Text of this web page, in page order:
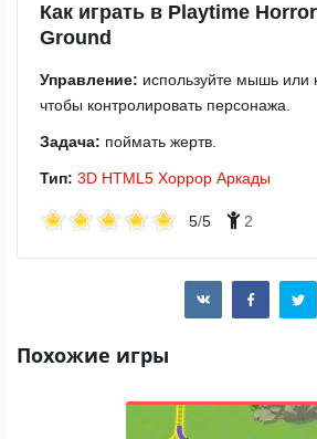
Как играть в Playtime
Ground
Управление: используйте мышь или
чтобы контролировать персонажа.
Задача: поймать жертв.
Тип: 3D HTML5 Хоррор Аркады
5/5 2
Похожие игры